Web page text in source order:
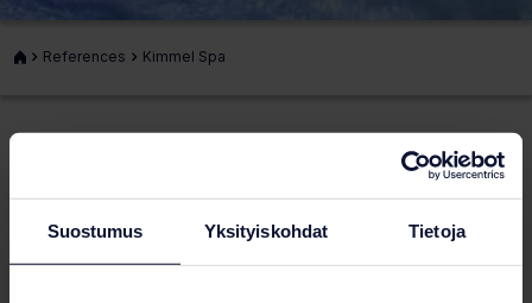
Suostumus Yksityiskohdat Tietoja
FrontReferences Kimmel Spa
We implemented the water treatment system for the
luxurious Kimmel Spa located at the Original Sokos
also included a P4Y Rondo cold plunge pool with its
associated technology, an experience shower,